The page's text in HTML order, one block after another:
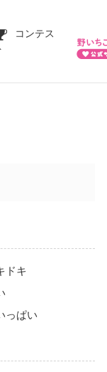
コンテス
ドキ
っぱい